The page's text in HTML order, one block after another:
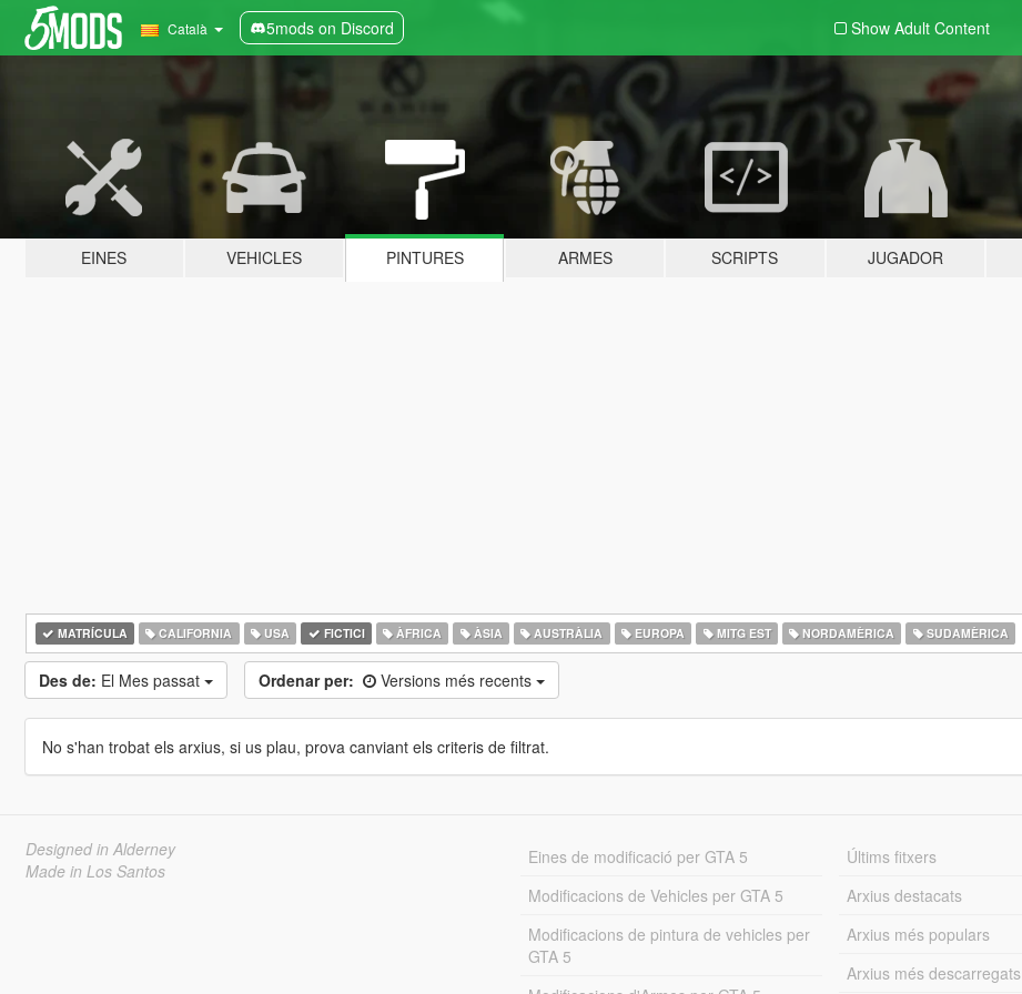
Català 5mods on Discord Show Adult Content
EINES VEHICLES PINTURES ARMES SCRIPTS JUGADOR
MATRÍCULA CALIFORNIA USA FICTICI ÀFRICA ÀSIA AUSTRÀLIA EUROPA MITG EST NORDAMÈRICA SUDAMÈRICA
Des de: El Mes passat Ordenar per: Versions més recents
No s'han trobat els arxius, si us plau, prova canviant els criteris de filtrat.
Designed in Alderney
Made in Los Santos
Eines de modificació per GTA 5
Modificacions de Vehicles per GTA 5
Modificacions de pintura de vehicles per
GTA 5
Últims fitxers
Arxius destacats
Arxius més populars
Arxius més descarregats